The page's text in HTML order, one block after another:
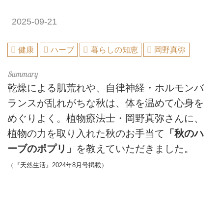
2025-09-21
健康 ハーブ 暮らしの知恵 岡野真弥
乾燥による肌荒れや、自律神経・ホルモンバ
ランスが乱れがちな秋は、体を温めて心身を
めぐりよく。植物療法士・岡野真弥さんに、
植物の力を取り入れた秋のお手当て 「秋のハ
ーブのポプリ」 を教えていただきました。
（『天然生活』2024年8月号掲載）